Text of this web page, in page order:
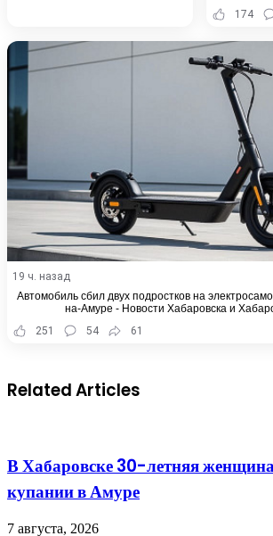
174
19 ч. назад
Автомобиль сбил двух подростков на
на-Амуре - Новости Хабаровска и
251
54 61
Related Articles
В Хабаровске 30-летняя
купании в Амуре
7 августа, 2026